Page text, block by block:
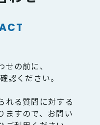
の前に、
認ください。
れる質問に対する
ますので、お問い